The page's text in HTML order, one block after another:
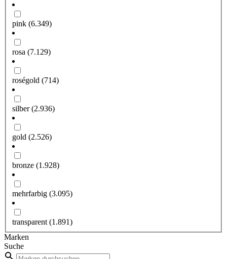
pink (6.349)
rosa (7.129)
roségold (714)
silber(2.936)
gold (2.526)
bronze (1.928)
mehrfarbig (3.095)
transparent (1.891)
Marken
Suche